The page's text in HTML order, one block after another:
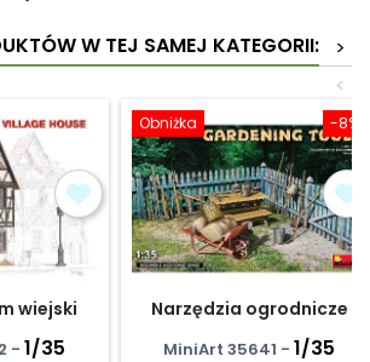
W TEJ SAMEJ KATEGORII:
>
<
wiejski
- 1/35
-8%
Obniżka
Narzędzia ogrodnicze
MiniArt 35641 - 1/35